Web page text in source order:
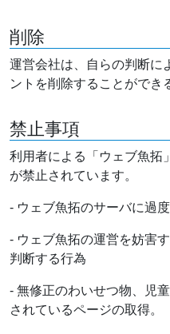
削除
運営会社は、自らの判断に
ントを削除することができ
禁止事項
利用者による「ウェブ魚拓
が禁止されています。
- ウェブ魚拓のサーバに過
- ウェブ魚拓の運営を妨害
判断する行為
- 無修正のわいせつ物、児
されているページの取得。